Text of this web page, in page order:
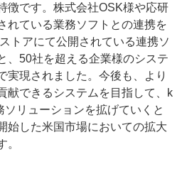
徴です。株式会社OSK様や応研
れている業務ソフトとの連携を
トアにて公開されている連携ソ
、50社を超える企業様のシステ
実現されました。今後も、より
献できるシステムを目指して、k
リューションを拡げていくと
始した米国市場においての拡大
。